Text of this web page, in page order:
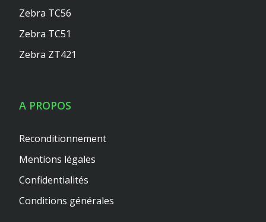
Zebra TC56
Zebra TC51
Zebra ZT421
A PROPOS
Reconditionnement
Mentions légales
Confidentialités
Conditions générales